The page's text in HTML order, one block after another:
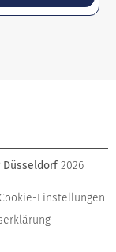
Düsseldorf 2026
Cookie-Einstellungen